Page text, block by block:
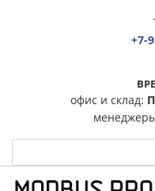
+7-
офис и склад: